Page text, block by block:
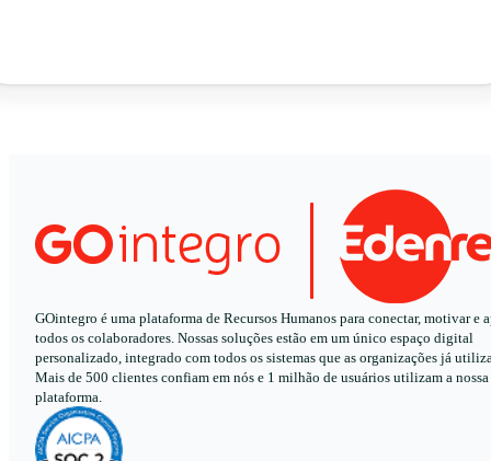
GOintegro é uma plataforma de Recursos Humanos para conectar, motivar e
todos os colaboradores. Nossas soluções estão em um único espaço digital
personalizado, integrado com todos os sistemas que as organizações já
Mais de 500 clientes confiam em nós e 1 milhão de usuários utilizam a nossa
plataforma.